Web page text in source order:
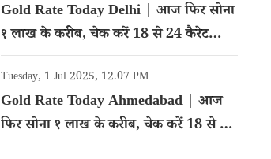
Gold Rate Today Delhi | आज फिर सोना
१ लाख के करीब, चेक करें 18 से 24 कैरेट
गोल्ड का रेट
Tuesday, 1 Jul 2025, 12.07 PM
Gold Rate Today Ahmedabad | आज
फिर सोना १ लाख के करीब, चेक करें 18 से 24
कैरेट गोल्ड का रेट